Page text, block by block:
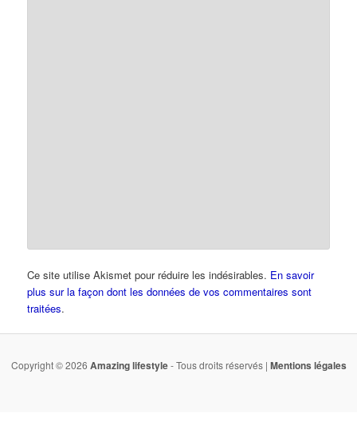
Ce site utilise Akismet pour réduire les indésirables. En savoir
plus sur la façon dont les données de vos commentaires sont
traitées.
Copyright © 2026 Amazing lifestyle- Tous droits réservés | Mentions légales